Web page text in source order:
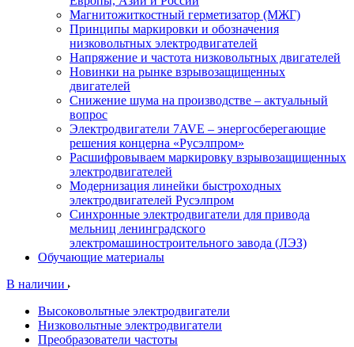
Магнитожиткостный герметизатор (МЖГ)
Принципы маркировки и обозначения
низковольтных электродвигателей
Напряжение и частота низковольтных двигателей
Новинки на рынке взрывозащищенных
двигателей
Снижение шума на производстве – актуальный
вопрос
Электродвигатели 7AVE – энергосберегающие
решения концерна «Русэлпром»
Расшифровываем маркировку взрывозащищенных
электродвигателей
Модернизация линейки быстроходных
электродвигателей Русэлпром
Синхронные электродвигатели для привода
мельниц ленинградского
электромашиностроительного завода (ЛЭЗ)
Обучающие материалы
В наличии
Высоковольтные электродвигатели
Низковольтные электродвигатели
Преобразователи частоты